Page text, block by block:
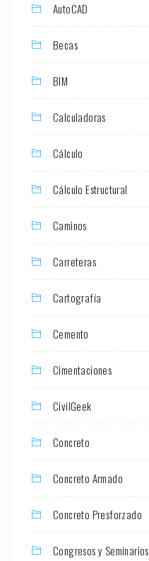
AutoCAD
Becas
BIM
Calculadoras
Cálculo
Cálculo Estructural
Caminos
Carreteras
Cartografía
Cemento
Cimentaciones
CivilGeek
Concreto
Concreto Armado
Concreto Presforzado
Congresos y Seminarios